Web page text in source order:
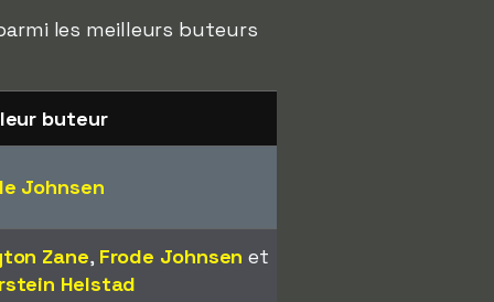
les meilleurs buteurs
buteur
Johnsen
Zane, Frode Johnsen et
Helstad